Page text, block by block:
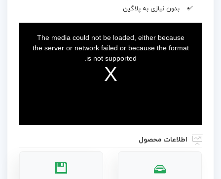
بدون نیازی به پلاگین
The media could not be loaded, either because
the server or network failed or because the format
is not supported.
اطلاعات محصول